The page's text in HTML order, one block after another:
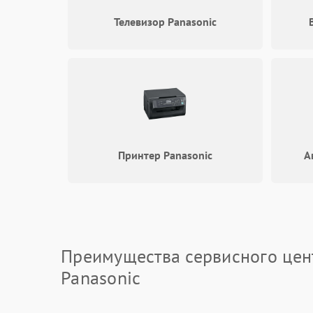
Телевизор Panasonic
Принтер Panasonic
Преимущества сервисного
Panasonic